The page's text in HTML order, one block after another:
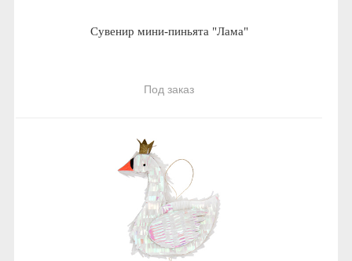
Сувенир мини-пиньята "Лама"
Под заказ